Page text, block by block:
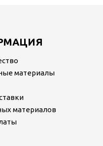
материалы
материалов